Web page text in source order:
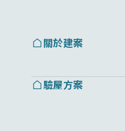
關於建案
驗屋方案